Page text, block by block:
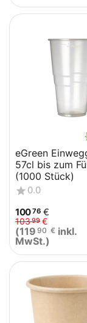
eGreen
57cl bis zum
(1000 Stück)
0.0
10076 €
10399 €
(119 90 € inkl.
MwSt.)